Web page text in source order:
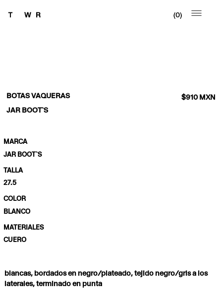
0
BOTAS VAQUERAS
JAR BOOT`S
$910MXN
MARCA
JAR BOOT`S
TALLA
27.5
COLOR
BLANCO
MATERIALES
CUERO
blancas, bordados en negro/plateado, tejido negro/gris a los
laterales, terminado en punta